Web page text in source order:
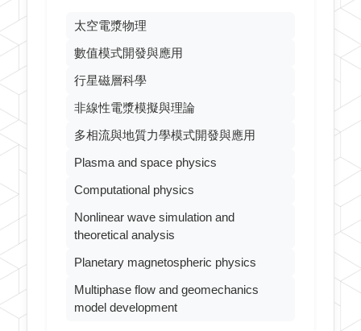
太空電漿物理
數值模式開發與應用
行星磁層科學
非線性電漿模擬與理論
多相流與地質力學模式開發與應用
Plasma and space physics
Computational physics
Nonlinear wave simulation and
theoretical analysis
Planetary magnetospheric physics
Multiphase flow and geomechanics
model development